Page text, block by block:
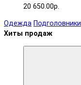
20 650.00р.
Одежда Подголовники
Хиты продаж